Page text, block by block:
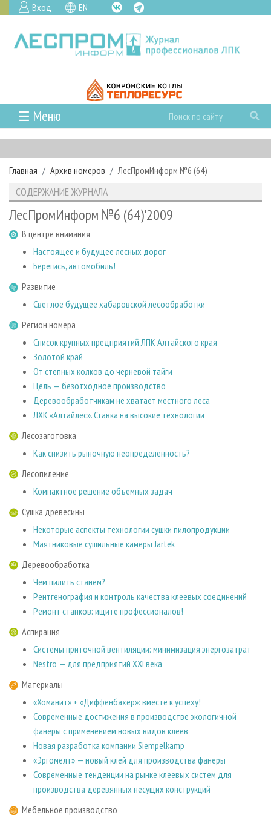
Вход EN
☰ Меню
ГЛАВНАЯ
РУБРИКИ И ТЕМЫ
РУБРИКИ ЖУРНАЛА
ЛЕСНОЕ ХОЗЯЙСТВО
ЛЕСОЗАГОТОВКА
ЛЕСОПИЛЕНИЕ
ДЕРЕВООБРАБОТКА
ПРОИЗВОДСТВО ДРЕВЕСНЫХ ПЛИТ
ПРОИЗВОДСТВО МЕБЕЛИ
БИОЭНЕРГЕТИКА
ЦБП
ИНСТРУМЕНТ И МАТЕРИАЛЫ
НОВОСТИ
КАЛЕНДАРЬ СОБЫТИЙ
НОВОСТИ ЛПК
НОВОСТИ ЖУРНАЛА
НОВОСТИ КОМПАНИЙ
ПРОЕКТЫ ЛПИ
АНАЛИТИКА
ПРЕДПРИЯТИЯ ЛПК
ЛЕСНЫЕ РЕГИОНЫ РОССИИ
МОБИЛЬНЫЕ ВЫСТАВКИ
ОФИЦИАЛЬНЫЕ ДЕЛЕГАЦИИ
ПРИОРИТЕТНЫЕ ИНВЕСТПРОЕКТЫ
RUSSIAN FORESTRY REVIEW
ГАЗЕТА ЛЕСПРОМФОРУМ
БИБЛИОТЕКА СПЕЦИАЛИСТА
АРХИВ
АРХИВ ЖУРНАЛОВ
СТАТЬИ
О ЖУРНАЛЕ
ПОДПИСКА
РЕКЛАМОДАТЕЛЯМ
РЕКЛАМА
РЕКЛАМА НА САЙТЕ
Главная Архив номеров ЛесПромИнформ №6 (64)
СОДЕРЖАНИЕ ЖУРНАЛА
ЛесПромИнформ №6 (64)'2009
В центре внимания
Настоящее и будущее лесных дорог
Берегись, автомобиль!
Развитие
Светлое будущее хабаровской лесообработки
Регион номера
Список крупных предприятий ЛПК Алтайского края
Золотой край
От степных колков до черневой тайги
Цель — безотходное производство
Деревообработчикам не хватает местного леса
ЛХК «Алтайлес». Ставка на высокие технологии
Лесозаготовка
Как снизить рыночную неопределенность?
Лесопиление
Компактное решение объемных задач
Сушка древесины
Некоторые аспекты технологии сушки пилопродукции
Маятниковые сушильные камеры Jartek
Деревообработка
Чем пилить станем?
Рентгенография и контроль качества клеевых соединений
Ремонт станков: ищите профессионалов!
Аспирация
Системы приточной вентиляции: минимизация энергозатрат
Nestro — для предприятий XXI века
Материалы
«Хоманит» + «Диффенбахер»: вместе к успеху!
Современные достижения в производстве экологичной
фанеры с применением новых видов клеев
Новая разработка компании Siempelkamp
«Эргомелт» — новый клей для производства фанеры
Современные тенденции на рынке клеевых систем для
производства деревянных несущих конструкций
Мебельное производство